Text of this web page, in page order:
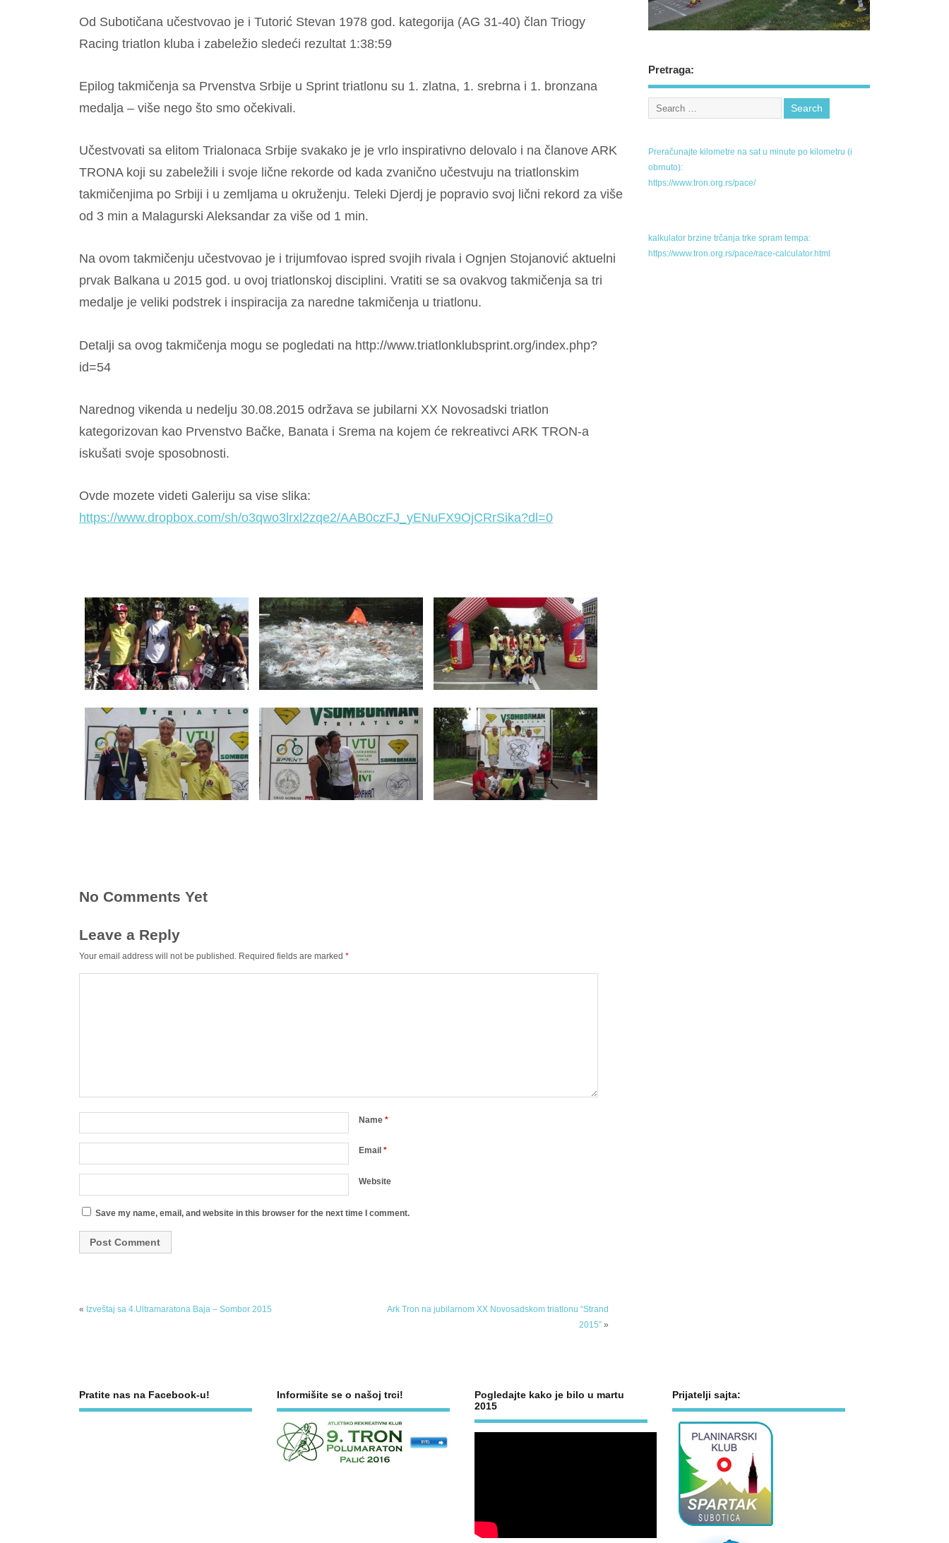
Od Subotičana učestvovao je i Tutorić Stevan 1978 god. kategorija (AG 31-40) član Triogy
Racing triatlon kluba i zabeležio sledeći rezultat 1:38:59
Epilog takmičenja sa Prvenstva Srbije u Sprint triatlonu su 1. zlatna, 1. srebrna i 1. bronzana
medalja – više nego što smo očekivali.
Učestvovati sa elitom Trialonaca Srbije svakako je je vrlo inspirativno delovalo i na članove ARK
TRONA koji su zabeležili i svoje lične rekorde od kada zvanično učestvuju na triatlonskim
takmičenjima po Srbiji i u zemljama u okruženju. Teleki Djerdj je popravio svoj lični rekord za više
od 3 min a Malagurski Aleksandar za više od 1 min.
Na ovom takmičenju učestvovao je i trijumfovao ispred svojih rivala i Ognjen Stojanović aktuelni
prvak Balkana u 2015 god. u ovoj triatlonskoj disciplini. Vratiti se sa ovakvog takmičenja sa tri
medalje je veliki podstrek i inspiracija za naredne takmičenja u triatlonu.
Detalji sa ovog takmičenja mogu se pogledati na http://www.triatlonklubsprint.org/index.php?
id=54
Narednog vikenda u nedelju 30.08.2015 održava se jubilarni XX Novosadski triatlon
kategorizovan kao Prvenstvo Bačke, Banata i Srema na kojem će rekreativci ARK TRON-a
iskušati svoje sposobnosti.
Ovde mozete videti Galeriju sa vise slika:
https://www.dropbox.com/sh/o3qwo3lrxl2zqe2/AAB0czFJ_yENuFX9OjCRrSika?dl=0
No Comments Yet
Leave a Reply
Your email address will not be published. Required fields are marked *
Name *
Email *
Website
Save my name, email, and website in this browser for the next time I comment.
« Izveštaj sa 4.Ultramaratona Baja – Sombor 2015
Ark Tron na jubilarnom XX Novosadskom triatlonu “Strand
2015”»
Pretraga:
Preračunajte kilometre na sat u minute po kilometru (i
obrnuto):
https://www.tron.org.rs/pace/
kalkulator brzine trčanja trke spram tempa:
https://www.tron.org.rs/pace/race-calculator.html
Pratite nas na Facebook-u! Informišite se o našoj trci!
Pogledajte kako je bilo u martu
2015
Prijatelji sajta: